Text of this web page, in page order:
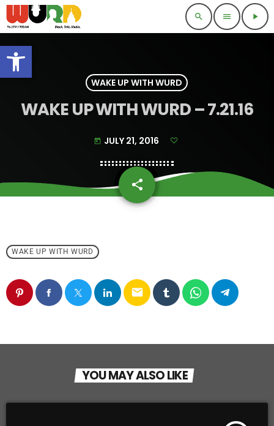
Open toolbar
search menu play_arrow
WAKE UP WITH WURD
WAKE UP WITH WURD – 7.21.16
today JULY 21, 2016
share
email
WAKE UP WITH WURD
email
YOU MAY ALSO LIKE